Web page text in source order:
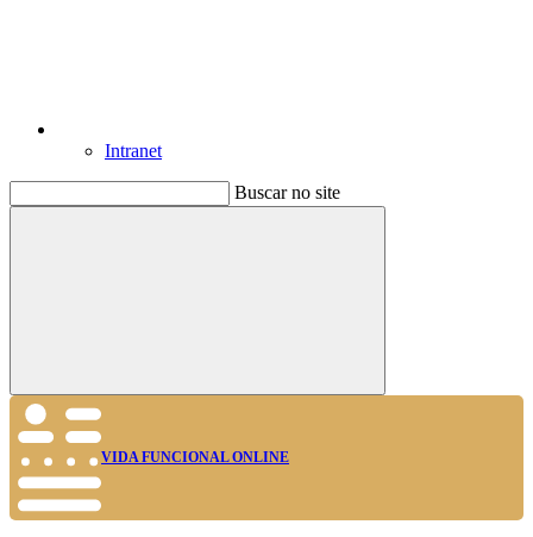
Intranet
Buscar no site
Buscar
VIDA FUNCIONAL ONLINE